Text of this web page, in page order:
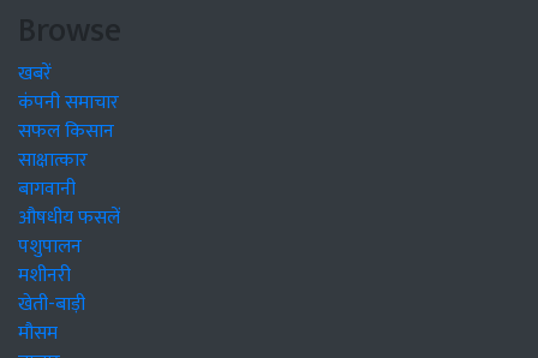
Browse
खबरें
कंपनी समाचार
सफल किसान
साक्षात्कार
बागवानी
औषधीय फसलें
पशुपालन
मशीनरी
खेती-बाड़ी
मौसम